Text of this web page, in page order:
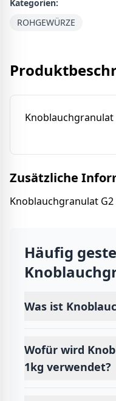
Kategorien:
ROHGEWÜRZE
Knoblauchgranulat
Zusätzliche
Knoblauchgranulat
Häufig
Was ist
Wofür wird
1kg verwendet?